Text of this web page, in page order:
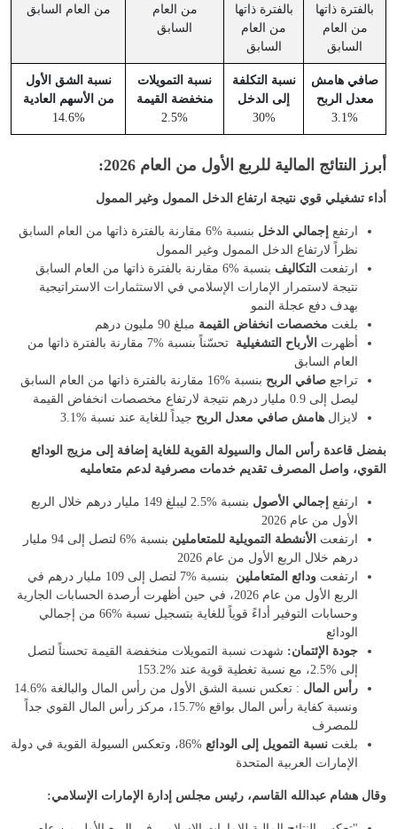
بالفترة ذاتها
من العام
السابق
بالفترة ذاتها
من العام
السابق
من العام
السابق
من العام السابق
صافي هامش
معدل الربح
3.1%
نسبة التكلفة
إلى الدخل
30%
نسبة التمويلات
منخفضة القيمة
2.5%
نسبة الشق الأول
من الأسهم العادية
14.6%
أبرز النتائج المالية للربع الأول من العام 2026:
أداء تشغيلي قوي نتيجة ارتفاع الدخل الممول وغير الممول
ارتفع إجمالي الدخل
بنسبة %6 مقارنة بالفترة ذاتها من العام السابق
نظراً لارتفاع الدخل الممول وغير الممول
ارتفعت التكاليف
بنسبة %6 مقارنة بالفترة ذاتها من العام السابق
نتيجة لاستمرار الإمارات الإسلامي في الاستثمارات الاستراتيجية
بهدف دفع عجلة النمو
بلغت مخصصات انخفاض القيمة مبلغ 90 مليون درهم
أظهرت الأرباح التشغيلية
تحسّناً بنسبة %7 مقارنة بالفترة ذاتها من
العام السابق
تراجع صافي الربح
بنسبة %16 مقارنة بالفترة ذاتها من العام السابق
ليصل إلى 0.9 مليار درهم نتيجة لارتفاع مخصصات انخفاض القيمة
لايزال هامش صافي معدل الربح جيداً للغاية عند نسبة %3.1
بفضل قاعدة رأس المال والسيولة القوية للغاية إضافة إلى مزيج الودائع
القوي، واصل المصرف تقديم خدمات مصرفية لدعم متعامليه
ارتفع إجمالي الأصول
بنسبة %2.5 ليبلغ 149 مليار درهم خلال الربع
الأول من عام 2026
ارتفعت الأنشطة التمويلية للمتعاملين
بنسبة %6 لتصل إلى 94 مليار
درهم خلال الربع الأول من عام 2026
ارتفعت ودائع المتعاملين
بنسبة %7 لتصل إلى 109 مليار درهم في
الربع الأول من عام 2026، في حين أظهرت أرصدة الحسابات الجارية
وحسابات التوفير أداءً قوياً للغاية بتسجيل نسبة %66 من إجمالي
الودائع
جودة الإئتمان: شهدت نسبة التمويلات منخفضة القيمة تحسناً لتصل
إلى %2.5، مع نسبة تغطية قوية عند %153.2
رأس المال
: تعكس نسبة الشق الأول من رأس المال والبالغة %14.6
ونسبة كفاية رأس المال بواقع %15.7، مركز رأس المال القوي جداً
للمصرف
بلغت نسبة التمويل إلى الودائع
%86، وتعكس السيولة القوية في دولة
الإمارات العربية المتحدة
وقال هشام عبدالله القاسم، رئيس مجلس إدارة الإمارات الإسلامي: